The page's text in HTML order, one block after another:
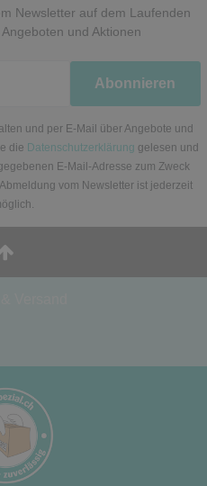
Newsletter auf dem Laufenden
und Aktionen
Abonnieren
und per E-Mail über Angebote und
die Datenschutzerklärung gelesen und
E-Mail-Adresse zum Zweck
vom Newsletter ist jederzeit